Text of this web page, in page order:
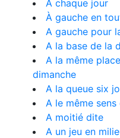
A chaque jour
À gauche en
A gauche pour
A la base de la
A la même
dimanche
A la queue six
A le même sens
A moitié dite
A un jeu en